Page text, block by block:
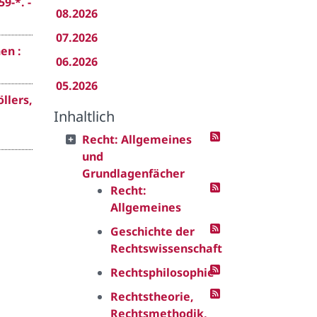
:
08.2026
07.2026
06.2026
05.2026
Inhaltlich
Recht: Allgemeines
und
Grundlagenfächer
Recht:
Allgemeines
Geschichte der
Rechtswissenschaft
Rechtsphilosophie
Rechtstheorie,
Rechtsmethodik,